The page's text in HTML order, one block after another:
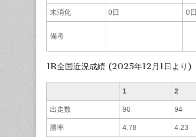
未消化 0日 0日
備考
1R全国近況成績 (2025年12月1日より)
1 2
出走数 96 94
勝率 4.78 4.23